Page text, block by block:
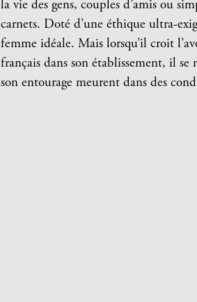
la vie des gens, couples d’amis ou
carnets. Doté d’une éthique ultra-
femme idéale. Mais lorsqu’il croit
français dans son établissement, il se
son entourage meurent dans des